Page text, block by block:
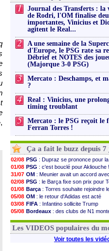
,
1
Journal des Transferts : la
de Rodri, l'OM finalise
importantes, Vinicius et
agitent le Real...
2
A une semaine de la
d'Europe, le PSG rate sa
Débrief et NOTES des
(Majorque 3-0 PSG)
3
Mercato : Deschamps, et
?
4
Real : Vinicius, une
timing troublant
5
Mercato : le PSG reçoit le
Ferran Torres !
Ça a fait le buzz depuis
02/08 PSG : Dupraz se prononce pour
01/08 PSG : c'est bouclé pour Akliouche !
31/07 OM : Meunier avait un accord
02/08 PSG : le Barça fixe son prix pour
01/08 Barça : Torres souhaite rejoindre
05/08 OM : le retour d'Adidas est acté
03/08 FIFA : Infantino sollicite Trump
05/08 Bordeaux : des clubs de N1
03/08 Real: le démenti de Leipzig pour
Les VIDEOS populaires du
Voir toutes les